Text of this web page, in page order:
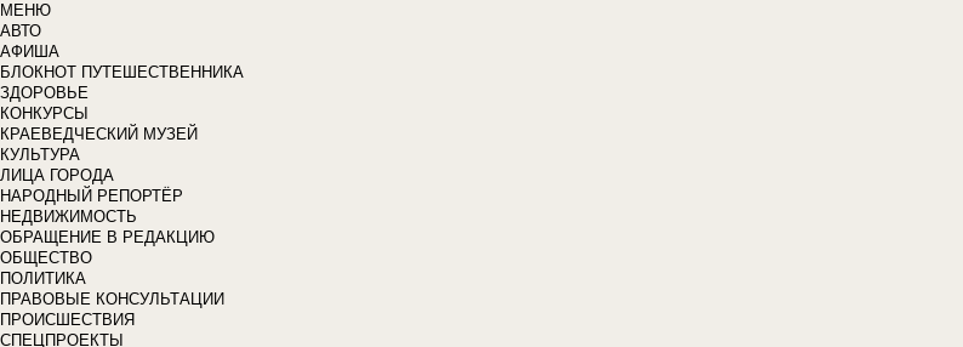
МЕНЮ
АВТО
АФИША
БЛОКНОТ ПУТЕШЕСТВЕННИКА
ЗДОРОВЬЕ
КОНКУРСЫ
КРАЕВЕДЧЕСКИЙ МУЗЕЙ
КУЛЬТУРА
ЛИЦА ГОРОДА
НАРОДНЫЙ РЕПОРТЁР
НЕДВИЖИМОСТЬ
ОБРАЩЕНИЕ В РЕДАКЦИЮ
ОБЩЕСТВО
ПОЛИТИКА
ПРАВОВЫЕ КОНСУЛЬТАЦИИ
ПРОИСШЕСТВИЯ
СПЕЦПРОЕКТЫ